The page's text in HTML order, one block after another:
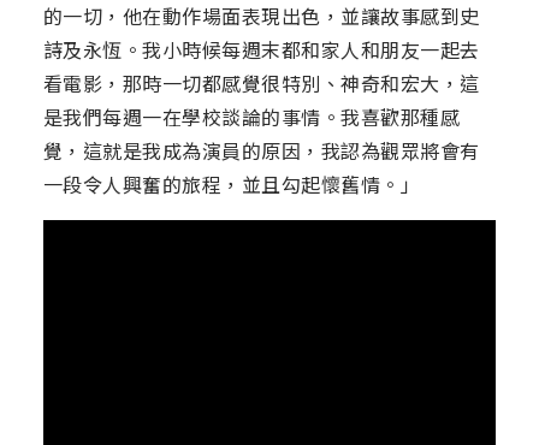
的一切，他在動作場面表現出色，並讓故事感到史
詩及永恆。我小時候每週末都和家人和朋友一起去
看電影，那時一切都感覺很特別、神奇和宏大，這
是我們每週一在學校談論的事情。我喜歡那種感
覺，這就是我成為演員的原因，我認為觀眾將會有
一段令人興奮的旅程，並且勾起懷舊情。」